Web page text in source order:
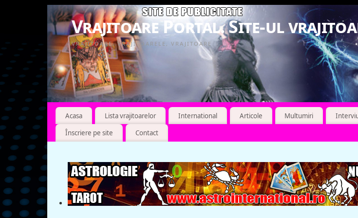
Vrajitoare Portal. Site-ul
VRAJITOARE, VRAJITOARELE, VRAJITOARE
Acasa Lista vrajitoarelor International Articole Multumiri
Înscriere pe site
Contact